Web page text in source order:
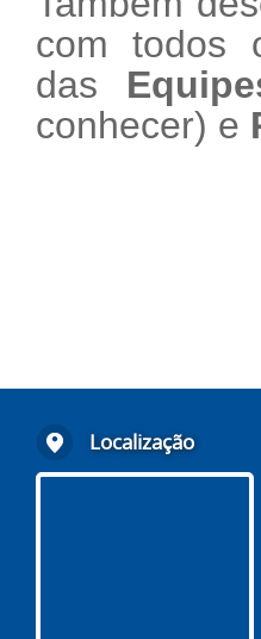
com todos
das
conhecer) e
Localização